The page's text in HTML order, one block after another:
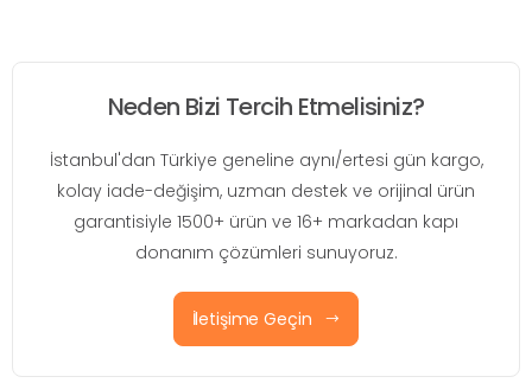
Neden Bizi Tercih Etmelisiniz?
İstanbul'dan Türkiye geneline aynı/ertesi gün kargo,
kolay iade-değişim, uzman destek ve orijinal ürün
garantisiyle 1500+ ürün ve 16+ markadan kapı
donanım çözümleri sunuyoruz.
İletişime Geçin